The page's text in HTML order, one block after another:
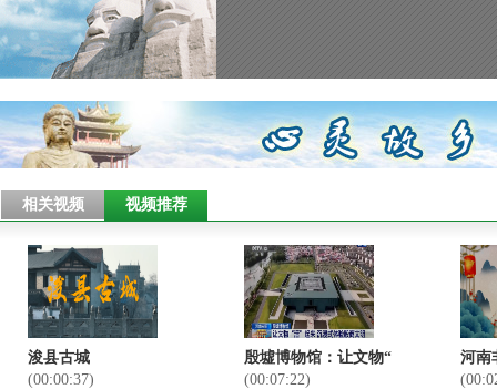
相关视频 视频推荐
浚县古城
(00:00:37)
殷墟博物馆：让文物“
(00:07:22)
河